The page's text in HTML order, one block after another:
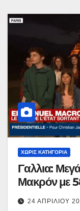
ΧΩΡΊΣ ΚΑΤΗΓΟΡΊΑ
Γαλλια:
Μακρόν με
24 ΑΠΡΙΛΊΟΥ